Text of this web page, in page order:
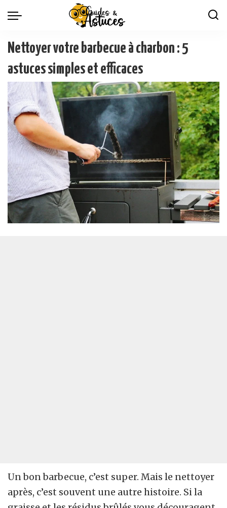
Nettoyer votre barbecue à charbon : 5
astuces simples et efficaces
Un bon barbecue, c’est super. Mais le nettoyer
après, c’est souvent une autre histoire. Si la